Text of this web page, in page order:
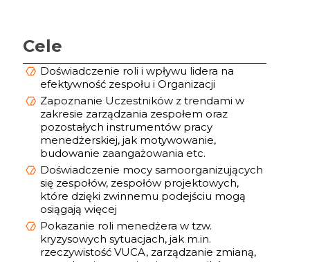
Cele
Doświadczenie roli i wpływu lidera na
efektywność zespołu i Organizacji
Zapoznanie Uczestników z trendami w
zakresie zarządzania zespołem oraz
pozostałych instrumentów pracy
menedżerskiej, jak motywowanie,
budowanie zaangażowania etc.
Doświadczenie mocy samoorganizujących
się zespołów, zespołów projektowych,
które dzięki zwinnemu podejściu mogą
osiągają więcej
Pokazanie roli menedżera w tzw.
kryzysowych sytuacjach, jak m.in.
rzeczywistość VUCA, zarządzanie zmianą,